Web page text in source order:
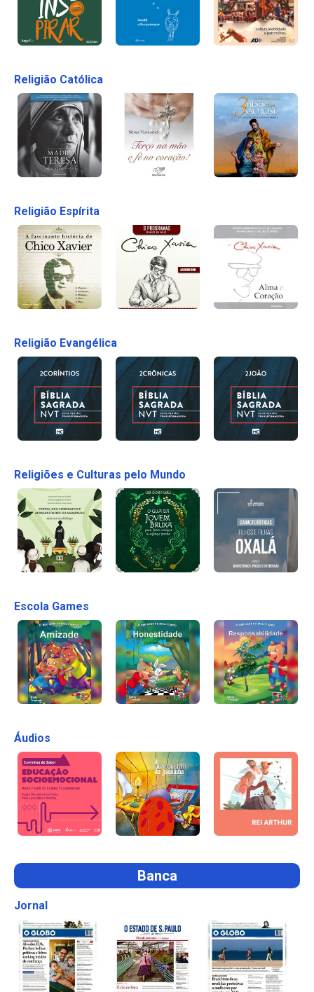
Religião Católica
Religião Espírita
Religião Evangélica
Religiões e Culturas pelo Mundo
Escola Games
Áudios
Banca
Jornal